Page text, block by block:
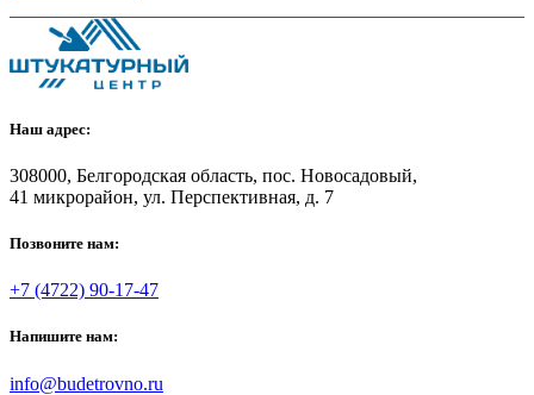
Наш адрес:
308000, Белгородская область, пос. Новосадовый,
41 микрорайон, ул. Перспективная, д. 7
Позвоните нам:
+7 (4722) 90-17-47
Напишите нам:
info@budetrovno.ru